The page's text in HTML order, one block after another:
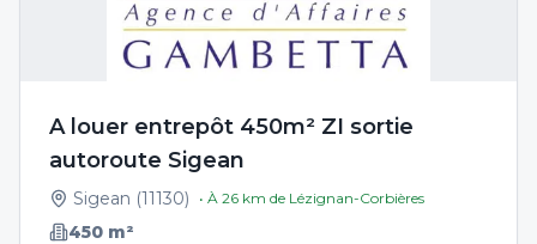
A louer entrepôt 450m² ZI sortie
autoroute Sigean
Sigean (11130) • À 26 km de Lézignan-Corbières
450 m²